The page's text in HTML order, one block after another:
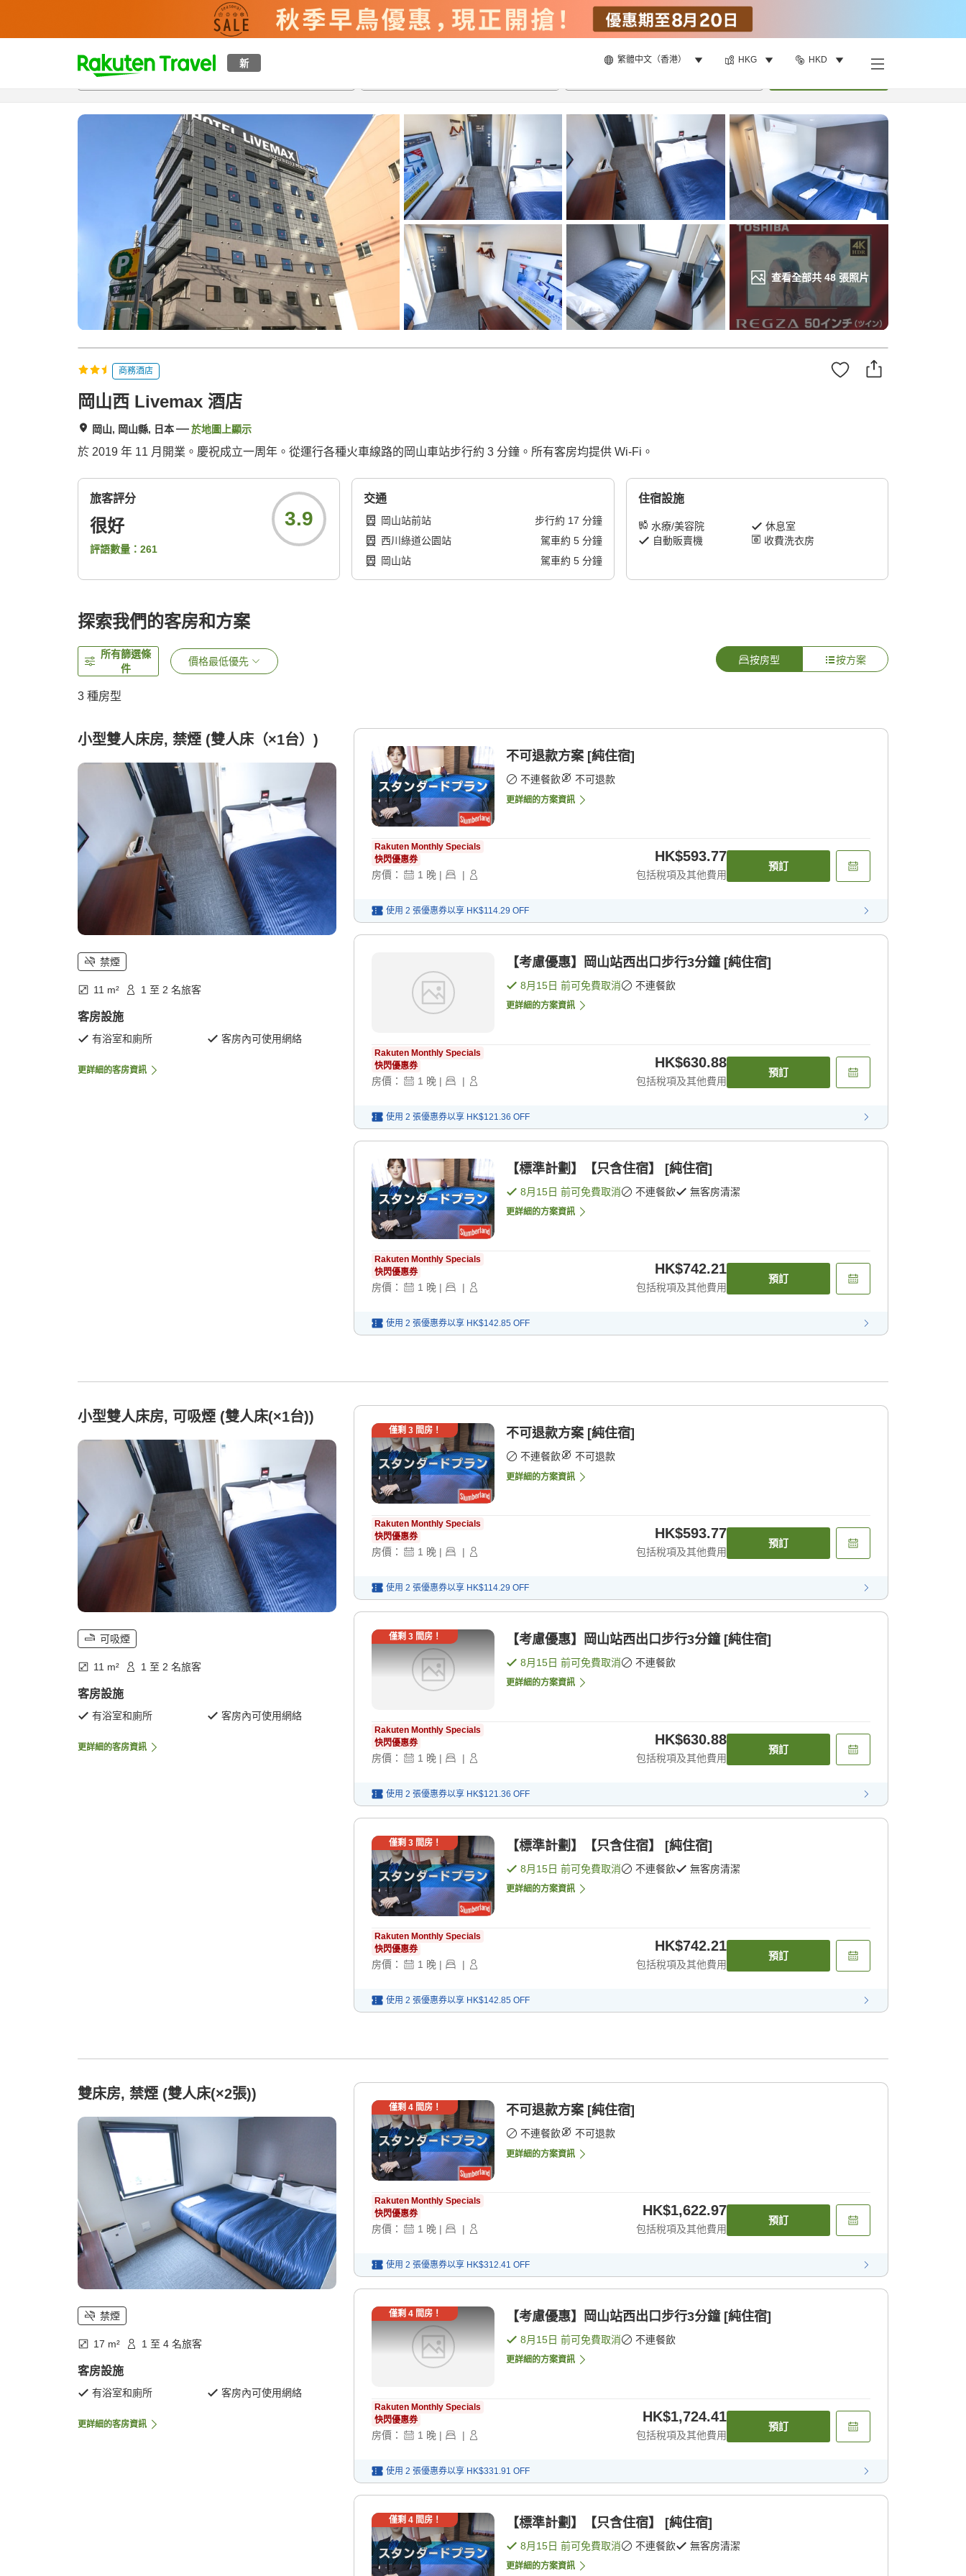
新 繁體中文（香港） HKG HKD
t
p
a
c
查看全部共 48張照片
概覽房間及住宿方案 評價特色設施
商務酒店
岡山西 Livemax 酒店
岡山, 岡山縣, 日本 於地圖上顯示
於 2019 年 11 月開業。慶祝成立一周年。從運行各種火車線路的岡山車站步行約 3 分鐘。所有客房均提供 Wi-Fi。
旅客評分
很好
評語數量： 261
3.9
交通
岡山站前站 步行約 17 分鐘
西川綠道公園站
駕車約 5分鐘
岡山站
駕車約 5分鐘
住宿設施
水療/美容院
休息室
自動販賣機
收費洗衣房
探索我們的客房和方案
所有篩選條
件
價格最低優先 按房型 按方案
3 種房型
小型雙人床房, 禁煙 (雙人床（×1台）)
禁煙
11 m² 1 至 2 名旅客
客房設施
有浴室和廁所 客房內可使用網絡
更詳細的客房資訊
不可退款方案 [純住宿]
不連餐飲 不可退款
更詳細的方案資訊
Rakuten Monthly Specials
快閃優惠券
房價： 1 晚 | |
HK$593.77
包括稅項及其他費用
預訂
使用 2 張優惠券以享 HK$114.29 OFF
【考慮優惠】岡山站西出口步行3分鐘 [純住宿]
8月15日 前可免費取消 不連餐飲
更詳細的方案資訊
Rakuten Monthly Specials
快閃優惠券
房價： 1 晚 | |
HK$630.88
包括稅項及其他費用
預訂
使用 2 張優惠券以享 HK$121.36 OFF
【標準計劃】【只含住宿】 [純住宿]
8月15日 前可免費取消 不連餐飲 無客房清潔
更詳細的方案資訊
Rakuten Monthly Specials
快閃優惠券
房價： 1 晚 | |
HK$742.21
包括稅項及其他費用
預訂
使用 2 張優惠券以享 HK$142.85 OFF
小型雙人床房, 可吸煙 (雙人床(×1台))
可吸煙
11 m² 1 至 2 名旅客
客房設施
有浴室和廁所 客房內可使用網絡
更詳細的客房資訊
僅剩 3間房！ 不可退款方案 [純住宿]
不連餐飲 不可退款
更詳細的方案資訊
Rakuten Monthly Specials
快閃優惠券
房價： 1 晚 | |
HK$593.77
包括稅項及其他費用
預訂
使用 2 張優惠券以享 HK$114.29 OFF
僅剩 3間房！ 【考慮優惠】岡山站西出口步行3分鐘 [純住宿]
8月15日 前可免費取消 不連餐飲
更詳細的方案資訊
Rakuten Monthly Specials
快閃優惠券
房價： 1 晚 | |
HK$630.88
包括稅項及其他費用
預訂
使用 2 張優惠券以享 HK$121.36 OFF
僅剩 3間房！ 【標準計劃】【只含住宿】 [純住宿]
8月15日 前可免費取消 不連餐飲 無客房清潔
更詳細的方案資訊
Rakuten Monthly Specials
快閃優惠券
房價： 1 晚 | |
HK$742.21
包括稅項及其他費用
預訂
使用 2 張優惠券以享 HK$142.85 OFF
雙床房, 禁煙 (雙人床(×2張))
禁煙
17 m² 1 至 4 名旅客
客房設施
有浴室和廁所 客房內可使用網絡
更詳細的客房資訊
僅剩 4間房！ 不可退款方案 [純住宿]
不連餐飲 不可退款
更詳細的方案資訊
Rakuten Monthly Specials
快閃優惠券
房價： 1 晚 | |
HK$1,622.97
包括稅項及其他費用
預訂
使用 2 張優惠券以享 HK$312.41 OFF
僅剩 4間房！ 【考慮優惠】岡山站西出口步行3分鐘 [純住宿]
8月15日 前可免費取消 不連餐飲
更詳細的方案資訊
Rakuten Monthly Specials
快閃優惠券
房價： 1 晚 | |
HK$1,724.41
包括稅項及其他費用
預訂
使用 2 張優惠券以享 HK$331.91 OFF
僅剩 4間房！ 【標準計劃】【只含住宿】 [純住宿]
8月15日 前可免費取消 不連餐飲 無客房清潔
更詳細的方案資訊